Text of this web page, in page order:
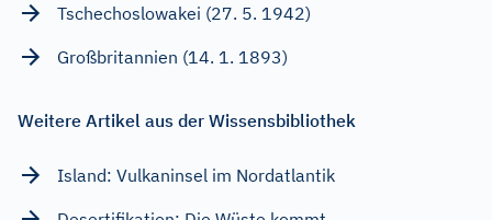
Tschechoslowakei (27. 5. 1942)
Großbritannien (14. 1. 1893)
Weitere Artikel aus der Wissensbibliothek
Island: Vulkaninsel im Nordatlantik